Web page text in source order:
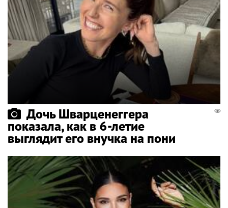
Дочь Шварценеггера
показала, как в 6-летие
выглядит его внучка на пони